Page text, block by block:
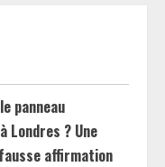
panneau
Londres ? Une
affirmation